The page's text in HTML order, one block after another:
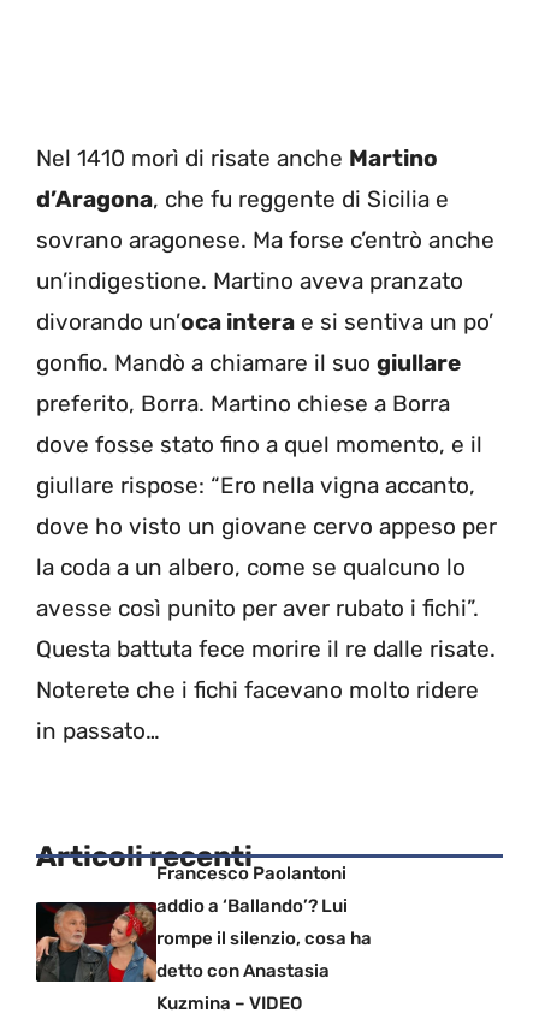
Nel 1410 morì di risate anche Martino
d’Aragona, che fu reggente di Sicilia e
sovrano aragonese. Ma forse c’entrò anche
un’indigestione. Martino aveva pranzato
divorando un’oca intera e si sentiva un po’
gonfio. Mandò a chiamare il suo giullare
preferito, Borra. Martino chiese a Borra
dove fosse stato fino a quel momento, e il
giullare rispose: “Ero nella vigna accanto,
dove ho visto un giovane cervo appeso per
la coda a un albero, come se qualcuno lo
avesse così punito per aver rubato i fichi”.
Questa battuta fece morire il re dalle risate.
Noterete che i fichi facevano molto ridere
in passato…
Articoli recentiFrancesco Paolantoni
addio a ‘Ballando’? Lui
rompe il silenzio, cosa ha
detto con Anastasia
Kuzmina – VIDEO